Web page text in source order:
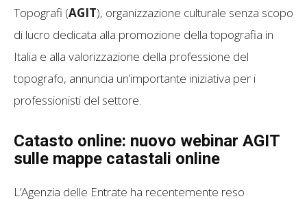
Topografi (AGIT), organizzazione culturale senza scopo
di lucro dedicata alla promozione della topografia in
Italia e alla valorizzazione della professione del
topografo, annuncia un’importante iniziativa per i
professionisti del settore.
Catasto online: nuovo webinar AGIT
sulle mappe catastali online
L’Agenzia delle Entrate ha recentemente reso